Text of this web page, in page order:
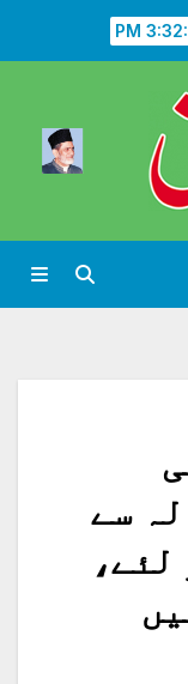
سے
لئے،